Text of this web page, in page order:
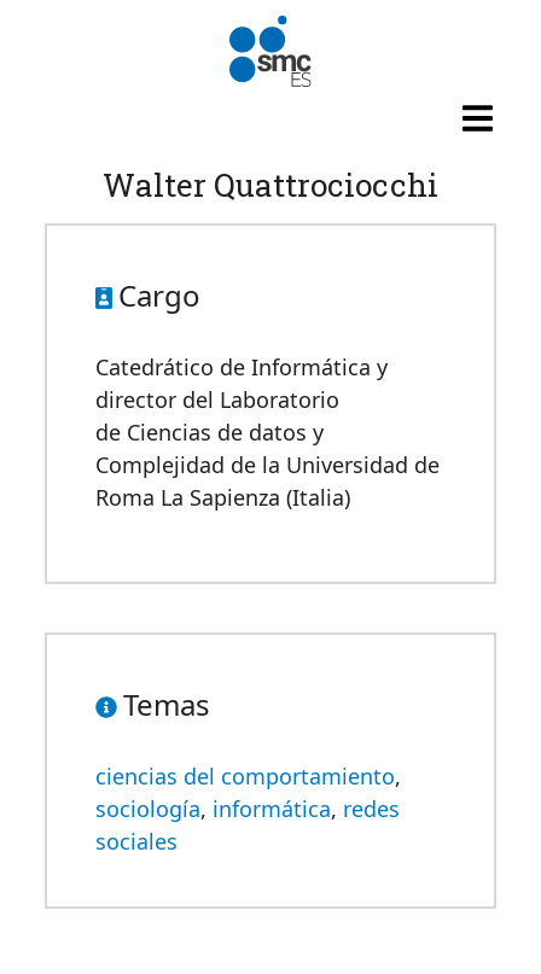
Pasar al contenido principal
Walter Quattrociocchi
Cargo
Catedrático de Informática y
director del Laboratorio
de Ciencias de datos y
Complejidad de la Universidad de
Roma La Sapienza (Italia)
Temas
ciencias del comportamiento,
sociología, informática, redes
sociales